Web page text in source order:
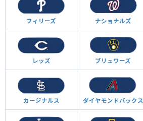
フィリーズ ナショナルズ
レッズ ブリュワーズ
カージナルス ダイヤモンドバックス